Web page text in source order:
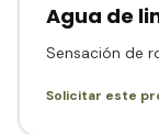
Agua de
Sensación de
Solicitar este